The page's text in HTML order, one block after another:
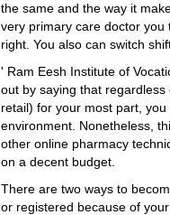
the same and the way it
very primary care doctor
right. You also can switch
' Ram Eesh Institute of
out by saying that
retail) for your most part,
environment. Nonetheless,
other online pharmacy
on a decent budget.
There are two ways to
or registered because of